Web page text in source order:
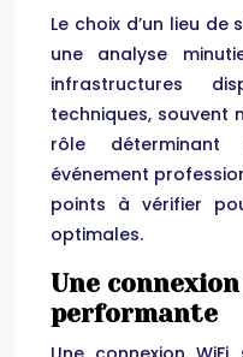
Le choix d’un lieu
une analyse
infrastructures
techniques, souvent
rôle
événement
points à vérifier
optimales.
Une
performante